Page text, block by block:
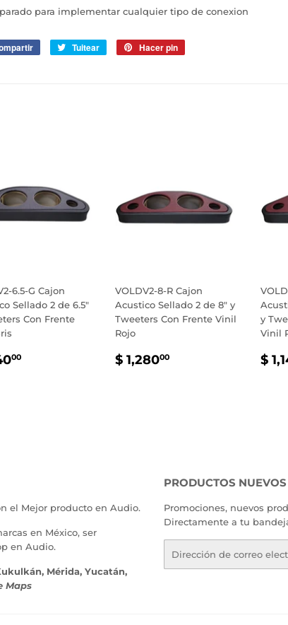
para implementar cualquier tipo de conexion
CompartirTuitear
Tuitear Hacer pin
6.5-G Cajon
Sellado 2 de 6.5"
Con Frente
00
VOLDV2-8-R Cajon
Acustico Sellado 2 de 8" y
Tweeters Con Frente Vinil
Rojo
PRECIO
$ 1,28000
y
Vinil
$
el Mejor producto en Audio.
en México, ser
en Audio.
Mérida, Yucatán,
Maps
PRODUCTOS NUEVOS
Promociones, nuevos
Directamente a tu